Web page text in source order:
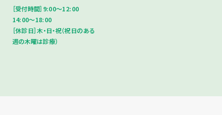
［受付時間］9:00〜12:00
14:00〜18:00
［休診日］木・日・祝（祝日のある
週の木曜は診療）